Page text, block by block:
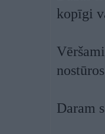
kopīgi
Daram